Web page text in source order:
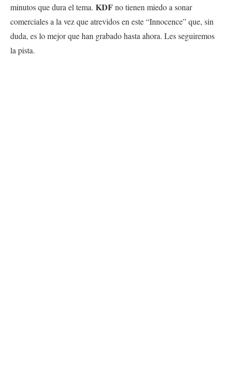
minutos que dura el tema. KDFno tienen miedo a sonar
comerciales a la vez que atrevidos en este “Innocence” que, sin
duda, es lo mejor que han grabado hasta ahora. Les seguiremos
la pista.